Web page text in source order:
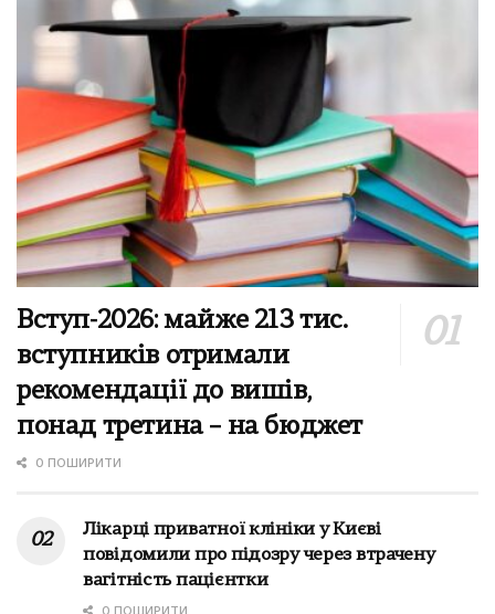
Вступ-2026: майже 213 тис.
вступників отримали
рекомендації до вишів,
понад третина – на бюджет
0 ПОШИРИТИ
Лікарці приватної клініки у Києві
повідомили про підозру через втрачену
вагітність пацієнтки
0 ПОШИРИТИ